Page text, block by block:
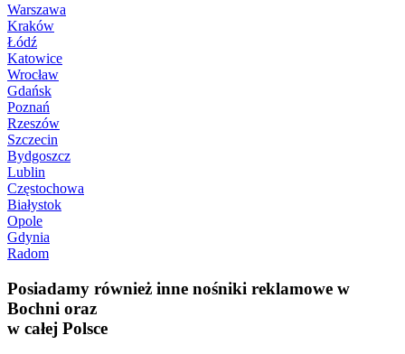
Warszawa
Kraków
Łódź
Katowice
Wrocław
Gdańsk
Poznań
Rzeszów
Szczecin
Bydgoszcz
Lublin
Częstochowa
Białystok
Opole
Gdynia
Radom
Posiadamy również inne nośniki reklamowe w
Bochni oraz
w całej Polsce